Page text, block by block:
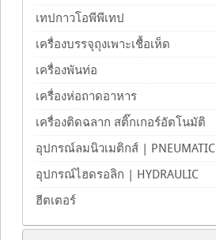
เทปกาวโอพีพีเทป
เครื่องบรรจุถุงเพาะเชื้อเห็ด
เครื่องพันท่อ
เครื่องห่อถาดอาหาร
เครื่องติดฉลาก สติ๊กเกอร์อัตโนมัติ
อุปกรณ์ลมนิวเมติกส์ | PNEUMATIC
อุปกรณ์ไฮดรอลิก | HYDRAULIC
ฮีตเตอร์